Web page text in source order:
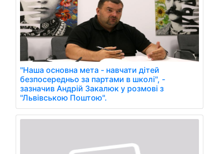
"Наша основна мета - навчати дітей
безпосередньо за партами в школі", -
зазначив Андрій Закалюк у розмові з
"Львівською Поштою".